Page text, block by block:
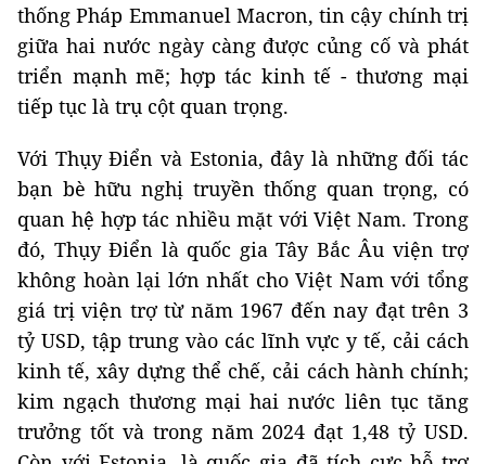
thống Pháp Emmanuel Macron, tin cậy chính trị
giữa hai nước ngày càng được củng cố và phát
triển mạnh mẽ; hợp tác kinh tế - thương mại
tiếp tục là trụ cột quan trọng.
Với Thụy Điển và Estonia, đây là những đối tác
bạn bè hữu nghị truyền thống quan trọng, có
quan hệ hợp tác nhiều mặt với Việt Nam. Trong
đó, Thụy Điển là quốc gia Tây Bắc Âu viện trợ
không hoàn lại lớn nhất cho Việt Nam với tổng
giá trị viện trợ từ năm 1967 đến nay đạt trên 3
tỷ USD, tập trung vào các lĩnh vực y tế, cải cách
kinh tế, xây dựng thể chế, cải cách hành chính;
kim ngạch thương mại hai nước liên tục tăng
trưởng tốt và trong năm 2024 đạt 1,48 tỷ USD.